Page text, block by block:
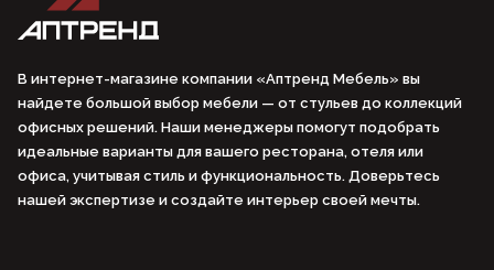
В интернет-магазине компании «Аптренд Мебель» вы
найдете большой выбор мебели — от стульев до коллекций
офисных решений. Наши менеджеры помогут подобрать
идеальные варианты для вашего ресторана, отеля или
офиса, учитывая стиль и функциональность. Доверьтесь
нашей экспертизе и создайте интерьер своей мечты.